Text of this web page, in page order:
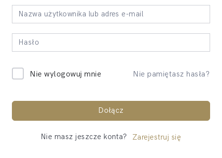
Nie wylogowuj mnie Nie pamiętasz hasła?
Dołącz
Nie masz jeszcze konta? Zarejestruj się